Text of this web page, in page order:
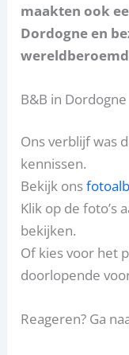
maakten ook
Dordogne en
B&B in Dordogne
Ons verblijf was
kennissen.
Bekijk ons
Klik op de foto’s
bekijken.
Of kies voor het
doorlopende
Reageren? Ga